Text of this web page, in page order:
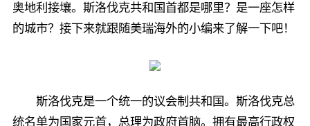
奥地利接壤。斯洛伐克共和国首都是哪里？是一座怎样
的城市？接下来就跟随美瑞海外的小编来了解一下吧！
斯洛伐克是一个统一的议会制共和国。斯洛伐克总
统名单为国家元首，总理为政府首脑。拥有最高行政权